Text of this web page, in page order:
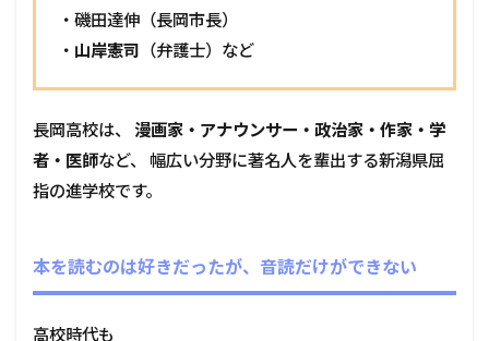
・磯田達伸（長岡市長）
・ 山岸憲司 （弁護士）など
長岡高校は、 漫画家・アナウンサー・政治家・作家・学
者・医師など、 幅広い分野に著名人を輩出する新潟県屈
指の進学校です。
本を読むのは好きだったが、音読だけができない
高校時代も